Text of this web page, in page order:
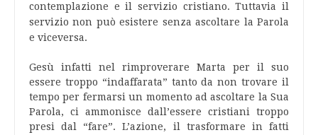
contemplazione e il servizio cristiano. Tuttavia il
servizio non può esistere senza ascoltare la Parola
e viceversa.
Gesù infatti nel rimproverare Marta per il suo
essere troppo “indaffarata” tanto da non trovare il
tempo per fermarsi un momento ad ascoltare la Sua
Parola, ci ammonisce dall’essere cristiani troppo
presi dal “fare”. L’azione, il trasformare in fatti